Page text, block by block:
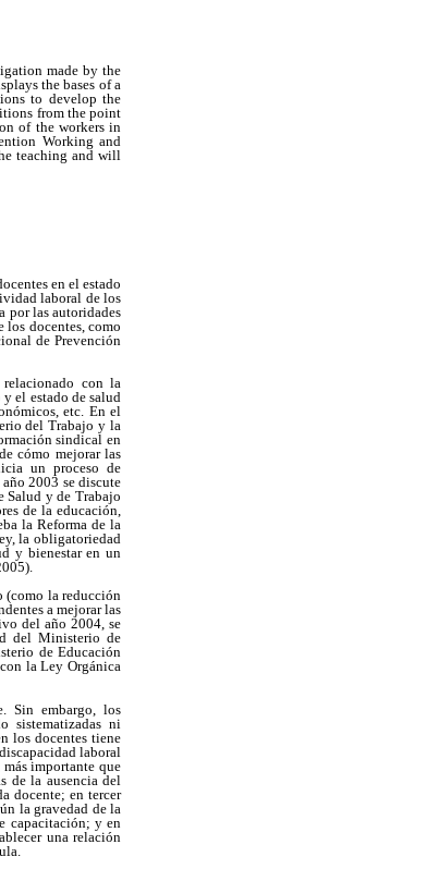
made by the
the bases of a
to develop the
from the point
of the workers in
Working and
teaching and will
en el estado
laboral de los
por las autoridades
docentes, como
de Prevención
con la
el estado de salud
etc. En el
del Trabajo y la
sindical en
cómo mejorar las
un proceso de
2003 se discute
Salud y de Trabajo
de la educación,
la Reforma de la
la obligatoriedad
y bienestar en un
(como la reducción
a mejorar las
del año 2004, se
del Ministerio de
de Educación
la Ley Orgánica
Sin embargo, los
sistematizadas ni
los docentes tiene
laboral
importante que
de la ausencia del
docente; en tercer
la gravedad de la
capacitación; y en
una relación